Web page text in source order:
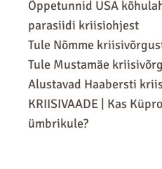
Õppetunnid USA
parasiidi kriisiohjest
Tule Nõmme
Tule Mustamäe
Alustavad Haabersti
KRIISIVAADE | Kas
ümbrikule?